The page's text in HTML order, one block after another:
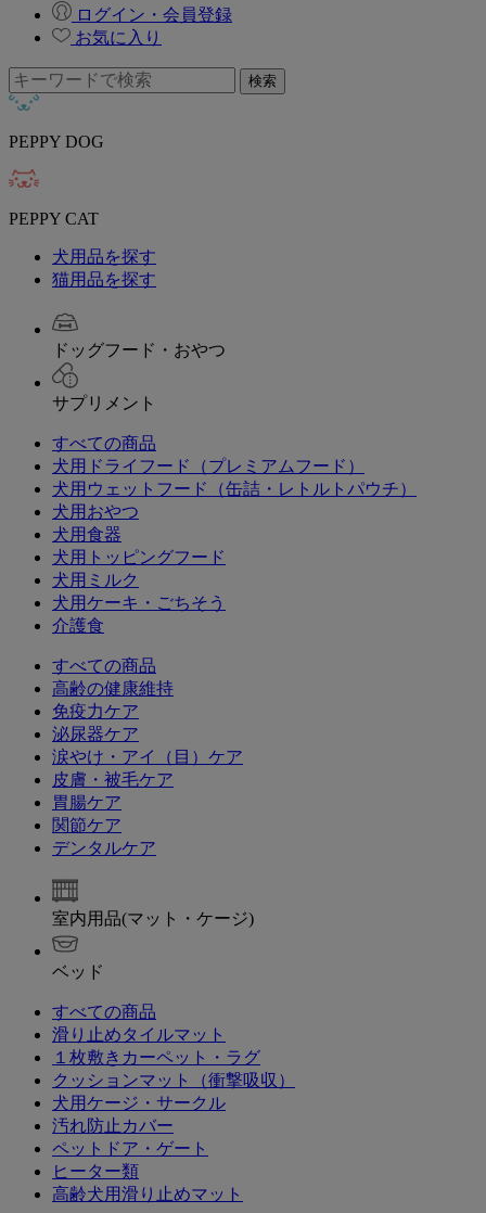
ログイン・会員登録
お気に入り
PEPPY DOG
PEPPY CAT
犬用品を探す
猫用品を探す
ドッグフード・おやつ
サプリメント
すべての商品
犬用ドライフード（プレミアムフード）
犬用ウェットフード（缶詰・レトルトパウチ）
犬用おやつ
犬用食器
犬用トッピングフード
犬用ミルク
犬用ケーキ・ごちそう
介護食
すべての商品
高齢の健康維持
免疫力ケア
泌尿器ケア
涙やけ・アイ（目）ケア
皮膚・被毛ケア
胃腸ケア
関節ケア
デンタルケア
室内用品(マット・ケージ)
ベッド
すべての商品
滑り止めタイルマット
１枚敷きカーペット・ラグ
クッションマット（衝撃吸収）
犬用ケージ・サークル
汚れ防止カバー
ペットドア・ゲート
ヒーター類
高齢犬用滑り止めマット